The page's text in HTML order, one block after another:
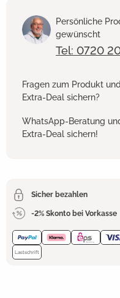
Persönliche
gewünscht
Tel: 0720
Fragen zum Produkt
Extra-Deal sichern?
WhatsApp-Beratung
Extra-Deal sichern!
Sicher bezahlen
-2% Skonto bei Vorkasse
Lastschrift